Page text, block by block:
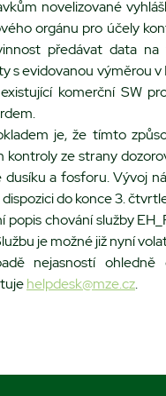
novelizované
orgánu pro účely
předávat data
s evidovanou výměrou
komerční SW
je, že tímto
kontroly ze strany
dusíku a fosforu. Vývoj
dispozici do konce 3.
popis chování služby
je možné již nyní
nejasností ohledně
helpdesk@mze.cz.